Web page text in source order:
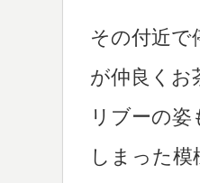
その付近で
が仲良くお
リブーの
しまった模